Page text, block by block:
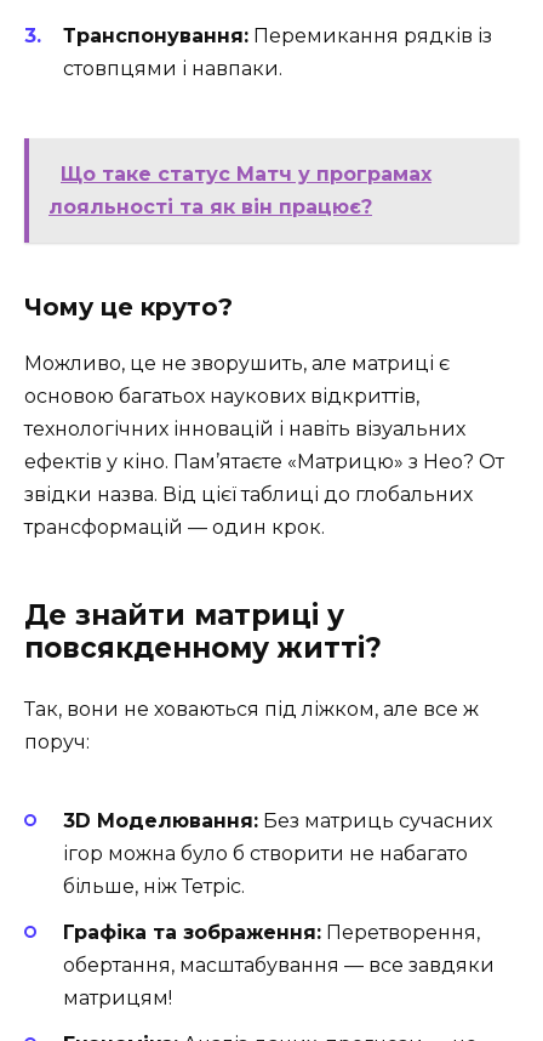
Транспонування: Перемикання рядків із
стовпцями і навпаки.
Що таке статус Матч у програмах
лояльності та як він працює?
Чому це круто?
Можливо, це не зворушить, але матриці є
основою багатьох наукових відкриттів,
технологічних інновацій і навіть візуальних
ефектів у кіно. Пам’ятаєте «Матрицю» з Нео? От
звідки назва. Від цієї таблиці до глобальних
трансформацій — один крок.
Де знайти матриці у
повсякденному житті?
Так, вони не ховаються під ліжком, але все ж
поруч:
3D Моделювання: Без матриць сучасних
ігор можна було б створити не набагато
більше, ніж Тетріс.
Графіка та зображення: Перетворення,
обертання, масштабування — все завдяки
матрицям!